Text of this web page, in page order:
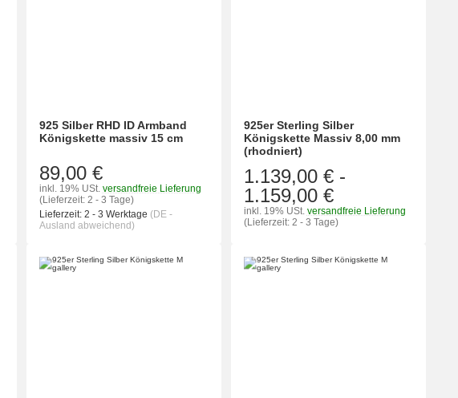
925 Silber RHD ID Armband
Königskette massiv 15 cm
89,00 €
inkl. 19% USt. versandfreie Lieferung
(Lieferzeit: 2 - 3 Tage)
Lieferzeit: 2 - 3 Werktage (DE -
Ausland abweichend)
925er Sterling Silber
Königskette Massiv 8,00 mm
(rhodniert)
1.139,00 €-
1.159,00 €
inkl. 19% USt. versandfreie Lieferung
(Lieferzeit: 2 - 3 Tage)